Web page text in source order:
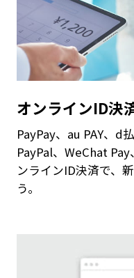
オンラインID決
PayPay、au PAY、d
PayPal、WeChat
ンラインID決済で、
う。